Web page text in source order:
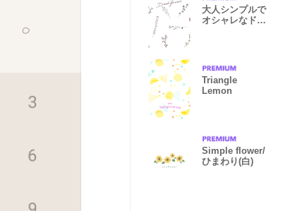
大人シンプルで
オシャレなドラ
Triangle
Lemon
Simple flower/
ひまわり(白)